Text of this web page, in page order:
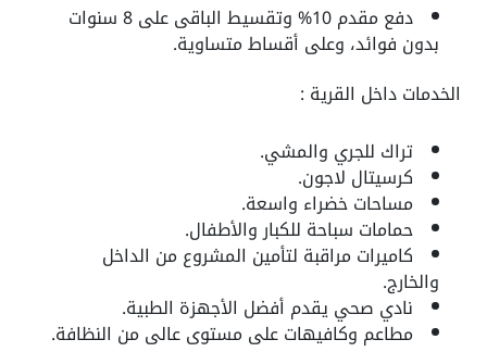
دفع مقدم 10% وتقسيط الباقى على 8 سنوات
بدون فوائد، وعلى أقساط متساوية.
الخدمات داخل القرية :
تراك للجري والمشي.
كرسيتال لاجون.
مساحات خضراء واسعة.
حمامات سباحة للكبار والأطفال.
كاميرات مراقبة لتأمين المشروع من الداخل
والخارج.
نادي صحي يقدم أفضل الأجهزة الطبية.
مطاعم وكافيهات على مستوى عالى من النظافة.